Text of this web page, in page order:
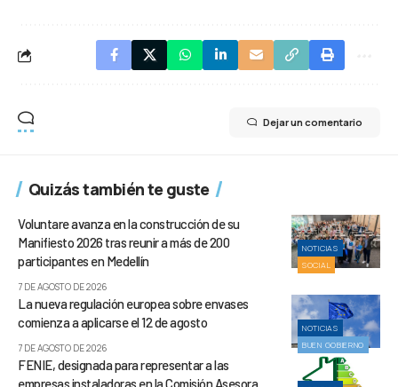
Dejar un comentario
Quizás también te guste
NOTICIAS
SOCIAL
Voluntare avanza en la construcción de su
Manifiesto 2026 tras reunir a más de 200
participantes en Medellín
7 DE AGOSTO DE 2026
NOTICIAS
BUEN GOBIERNO
La nueva regulación europea sobre envases
comienza a aplicarse el 12 de agosto
7 DE AGOSTO DE 2026
FENIE, designada para representar a las
empresas instaladoras en la Comisión Asesora